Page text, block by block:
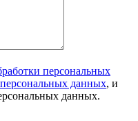
персональных
данных, и
данных.